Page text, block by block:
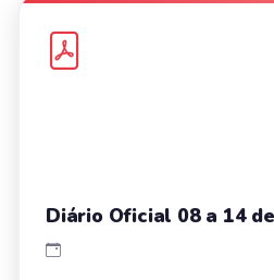
Diário Oficial 08 a 14